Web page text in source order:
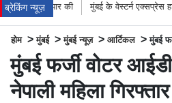
ब्रेकिंग न्यूज़
मुंबई के वेस्टर्न एक्सप्रेस हाईवे पर वनराई पुलिस की
होम >मुंबई >मुंबई न्यूज़ > आर्टिकल >मुंबई
मुंबई फर्जी वोटर
नेपाली महिला गिरफ्तार